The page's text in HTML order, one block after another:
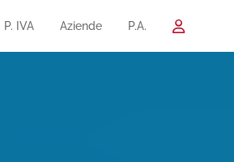
P. IVA Aziende P.A.